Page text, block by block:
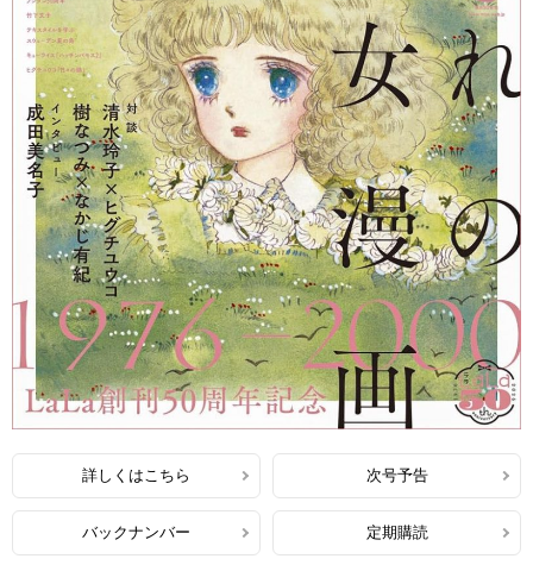
詳しくはこちら 次号予告
バックナンバー 定期購読